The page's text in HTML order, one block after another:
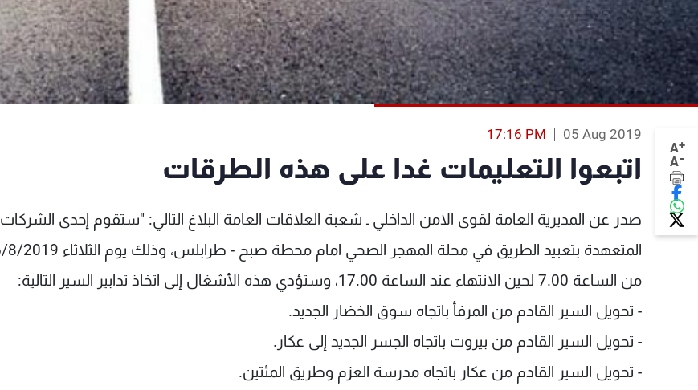
A+
A-
05 Aug 2019
17:16 PM
اتبعوا التعليمات غدا على هذه الطرقات
صدر عن المديرية العامة لقوى الامن الداخلي ـ شعبة العلاقات العامة البلاغ التالي: "ستقوم إحدى الشركات
من الساعة 7.00 لحين الانتهاء عند الساعة 17.00، وستؤدي هذه الأشغال إلى اتخاذ تدابير السير التالية:
- تحويل السير القادم من المرفأ باتجاه سوق الخضار الجديد.
- تحويل السير القادم من بيروت باتجاه الجسر الجديد إلى عكار.
- تحويل السير القادم من عكار باتجاه مدرسة العزم وطريق المئتين.